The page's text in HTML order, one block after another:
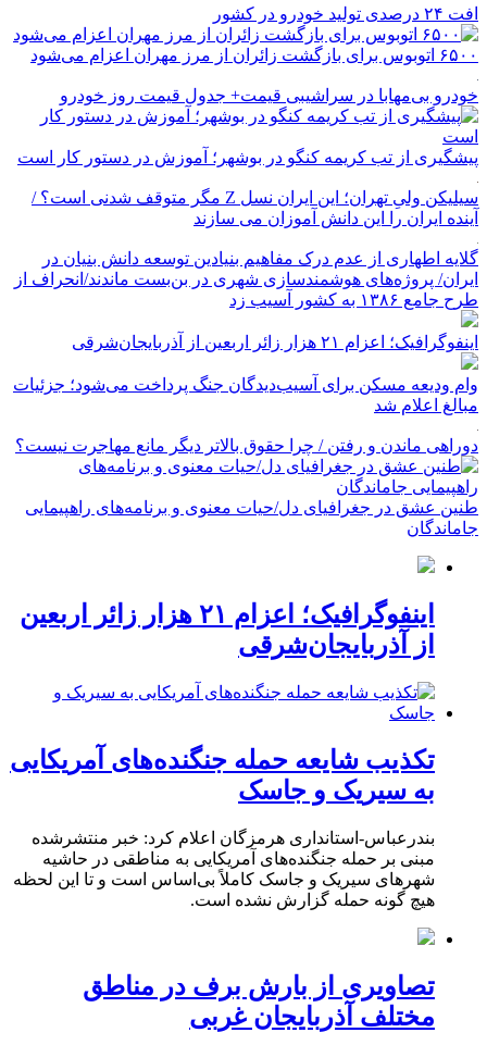
افت ۲۴ درصدی تولید خودرو در کشور
۶۵۰۰ اتوبوس برای بازگشت زائران از مرز مهران اعزام می‌شود
خودرو بی‌مهابا در سراشیبی قیمت+ جدول قیمت روز خودرو
پیشگیری از تب کریمه کنگو در بوشهر؛ آموزش در دستور کار است
سیلیکن ولیِ تهران؛ این ایران نسل Z مگر متوقف شدنی است؟ /
آینده ایران را این دانش آموزان می سازند
گلایه اطهاری از عدم درک مفاهیم بنیادین توسعه دانش بنیان در
ایران/ پروژه‌های هوشمندسازی شهری در بن‌بست ماندند/انحراف از
طرح جامع ۱۳۸۶ به کشور آسیب زد
اینفوگرافیک؛ اعزام ۲۱ هزار زائر اربعین از آذربایجان‌شرقی
وام ودیعه مسکن برای آسیب‌دیدگان جنگ پرداخت می‌شود؛ جزئیات
مبالغ اعلام شد
دوراهی ماندن و رفتن / چرا حقوق بالاتر دیگر مانع مهاجرت نیست؟
طنین عشق در جغرافیای دل/حیات معنوی و برنامه‌های راهپیمایی
جاماندگان
اینفوگرافیک؛ اعزام ۲۱ هزار زائر اربعین
از آذربایجان‌شرقی
تکذیب شایعه حمله جنگنده‌های آمریکایی
به سیریک و جاسک
بندرعباس-استانداری هرمزگان اعلام کرد: خبر منتشرشده
مبنی بر حمله جنگنده‌های آمریکایی به مناطقی در حاشیه
شهرهای سیریک و جاسک کاملاً بی‌اساس است و تا این لحظه
هیچ گونه حمله گزارش نشده است.
تصاویری از بارش برف در مناطق
مختلف آذربایجان غربی